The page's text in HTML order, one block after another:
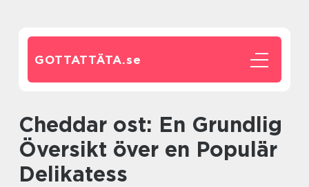
GOTTATTÄTA.se
Cheddar ost: En Grundlig
Översikt över en Populär
Delikatess